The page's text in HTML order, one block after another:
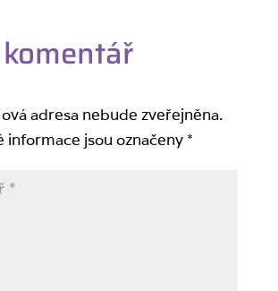
adresa nebude zveřejněna.
informace jsou označeny *